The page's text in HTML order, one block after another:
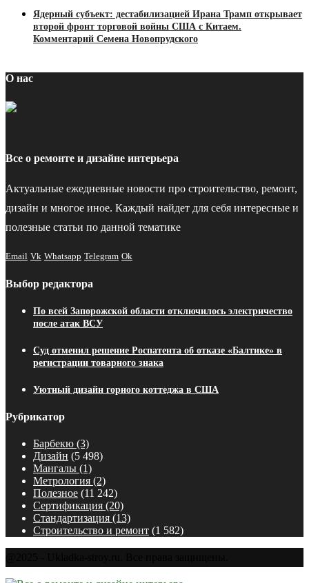
Ядерный субъект: дестабилизацией Ирана Трамп открывает
второй фронт торговой войны США с Китаем.
Комментарий Семена Новопрудского
О нас
Все о ремонте и дизайне интерьера
Актуальные ежедневные новости про строительство, ремонт,
дизайн и многое иное. Каждый найдет для себя интересные и
полезные статьи по данной тематике
Email Vk Whatsapp Telegram Ok
Выбор редактора
По всей Запорожской области отключилось электричество
после атак ВСУ
Суд отменил решение Роспатента об отказе «Балтике» в
регистрации товарного знака
Уютный дизайн горного коттеджа в США
Рубрикатор
Барбекю (3)
Дизайн (5 498)
Мангалы (1)
Метрология (2)
Полезное (11 242)
Сертификация (20)
Стандартизация (13)
Строительство и ремонт (1 582)